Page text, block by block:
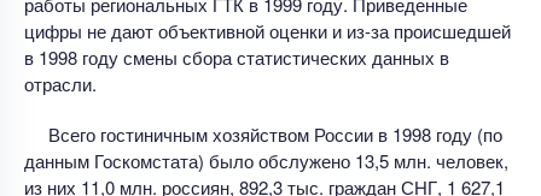
цифры не дают объективной оценки и из-за происшедшей
в 1998 году смены сбора статистических данных в
отрасли.
Всего гостиничным хозяйством России в 1998 году (по
данным Госкомстата) было обслужено 13,5 млн. человек,
из них 11,0 млн. россиян, 892,3 тыс. граждан СНГ, 1 627,1